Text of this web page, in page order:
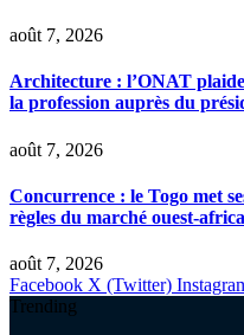
août 7, 2026
Architecture : l’ONAT
la profession auprès du
août 7, 2026
Concurrence : le Togo met
règles du marché ouest-
août 7, 2026
Facebook X (Twitter)
Trending